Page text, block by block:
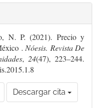
N. P. (2021). Precio y
. Nóesis. Revista De
, 24(47), 223–244.
Descargar cita